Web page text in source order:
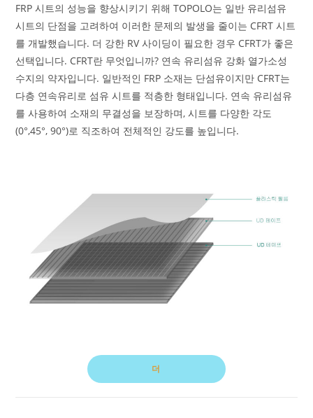
FRP 시트의 성능을 향상시키기 위해 TOPOLO는 일반 유리섬유
시트의 단점을 고려하여 이러한 문제의 발생을 줄이는 CFRT 시트
를 개발했습니다. 더 강한 RV 사이딩이 필요한 경우 CFRT가 좋은
선택입니다. CFRT란 무엇입니까? 연속 유리섬유 강화 열가소성
수지의 약자입니다. 일반적인 FRP 소재는 단섬유이지만 CFRT는
다층 연속유리로 섬유 시트를 적층한 형태입니다. 연속 유리섬유
를 사용하여 소재의 무결성을 보장하며, 시트를 다양한 각도
(0°,45°, 90°)로 직조하여 전체적인 강도를 높입니다.
더